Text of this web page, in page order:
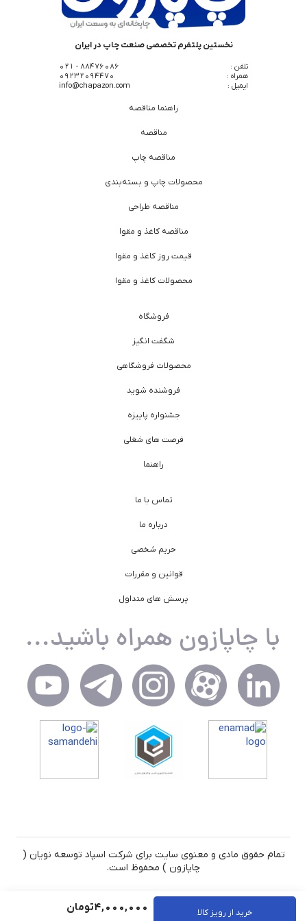
خرید از رویز کالا 4,000,000تومان
نخستین پلتفرم تخصصی صنعت چاپ در ایران
تلفن :
88476086 - 021
همراه :
09232094470
ایمیل :
info@chapazon.com
راهنما مناقصه
مناقصه
مناقصه چاپ
محصولات چاپ و بسته‌بندی
مناقصه طراحی
مناقصه کاغذ و مقوا
قیمت روز کاغذ و مقوا
محصولات کاغذ و مقوا
فروشگاه
شگفت انگیز
محصولات فروشگاهی
فروشنده شوید
جشنواره پاییزه
فرصت های شغلی
راهنما
تماس با ما
درباره ما
حریم شخصی
قوانین و مقررات
پرسش های متداول
تمام حقوق مادی و معنوی سایت برای شرکت اسپاد توسعه نویان (
چاپازون ) محفوظ است.